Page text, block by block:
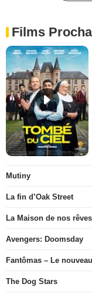
Films
Mutiny
La fin d’Oak Street
La Maison de nos rêves
Avengers: Doomsday
Fantômas – Le
The Dog Stars